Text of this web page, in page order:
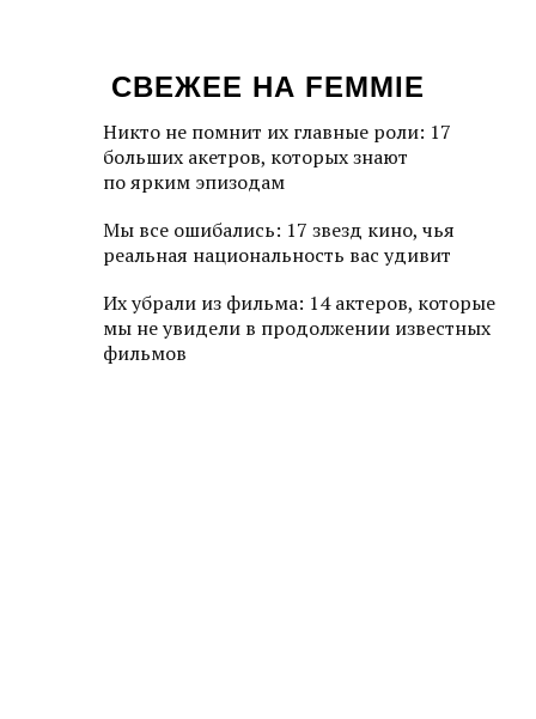
СВЕЖЕЕ НА FEMMIE
Никто не помнит их главные роли: 17
больших акетров, которых знают
по ярким эпизодам
Мы все ошибались: 17 звезд кино, чья
реальная национальность вас удивит
Их убрали из фильма: 14 актеров, которые
мы не увидели в продолжении известных
фильмов